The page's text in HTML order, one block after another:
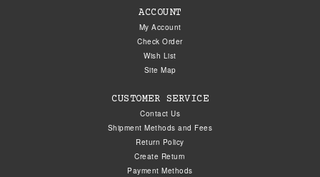
ACCOUNT
My Account
Check Order
Wish List
Site Map
CUSTOMER SERVICE
Contact Us
Shipment Methods and Fees
Return Policy
Create Return
Payment Methods